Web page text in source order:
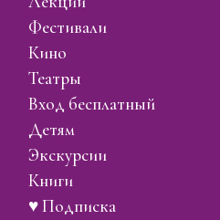
фестивали
кино
театры
вход бесплатный
детям
экскурсии
книги
♥ Подписка